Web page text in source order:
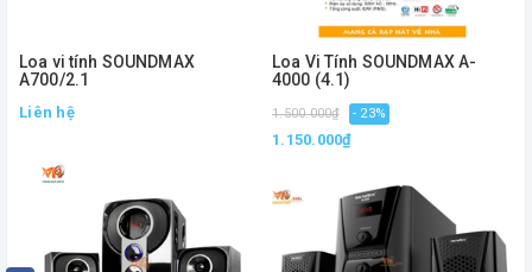
Loa vi tính SOUNDMAX
A700/2.1
Liên hệ
Loa Vi Tính SOUNDMAX A-
4000 (4.1)
1.500.000₫ - 23%
1.150.000₫